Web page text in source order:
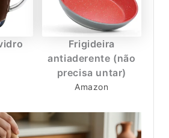
Frigideira
antiaderente (não
precisa untar)
Amazon